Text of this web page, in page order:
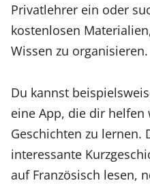
Privatlehrer ein oder
kostenlosen
Wissen zu organisieren.
Du kannst
eine App, die dir helfen
Geschichten zu lernen.
interessante
auf Französisch lesen,